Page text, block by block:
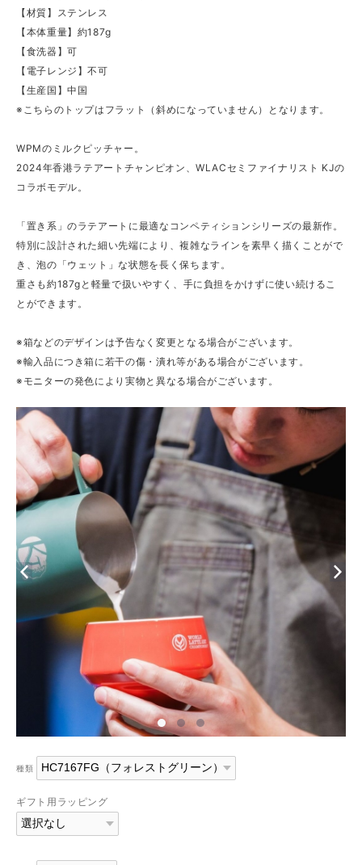
【材質】ステンレス
【本体重量】約187g
【食洗器】可
【電子レンジ】不可
【生産国】中国
※こちらのトップはフラット（斜めになっていません）となります。
WPMのミルクピッチャー。
2024年香港ラテアートチャンピオン、WLACセミファイナリスト KJの
コラボモデル。
「置き系」のラテアートに最適なコンペティションシリーズの最新作。
特別に設計された細い先端により、複雑なラインを素早く描くことがで
き、泡の「ウェット」な状態を長く保ちます。
重さも約187gと軽量で扱いやすく、手に負担をかけずに使い続けるこ
とができます。
※箱などのデザインは予告なく変更となる場合がございます。
※輸入品につき箱に若干の傷・潰れ等がある場合がございます。
※モニターの発色により実物と異なる場合がございます。
種類
ギフト用ラッピング